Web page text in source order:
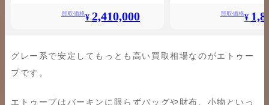
買取価格¥ 2,410,000 買取価格¥
グレー系で安定してもっとも高い買取相場なのがエトゥー
プです。
エトゥープはバーキンに限らずバッグや財布、小物といっ